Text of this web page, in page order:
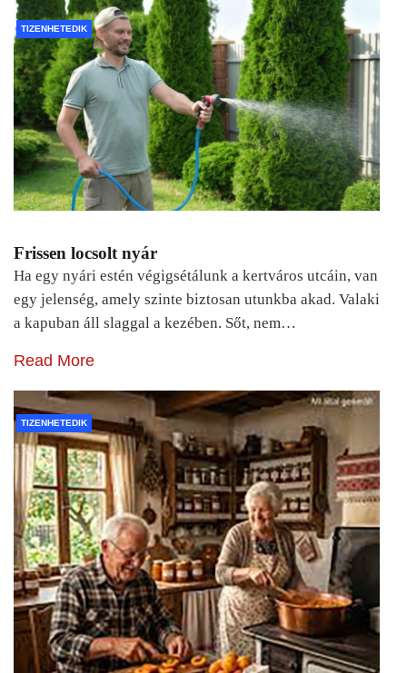
TIZENHETEDIK
Frissen locsolt nyár
Ha egy nyári estén végigsétálunk a kertváros utcáin, van
egy jelenség, amely szinte biztosan utunkba akad. Valaki
a kapuban áll slaggal a kezében. Sőt, nem…
Read More
TIZENHETEDIK